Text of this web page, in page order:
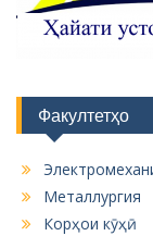
Факултетҳо
Металлургия
Корҳои кӯҳӣ